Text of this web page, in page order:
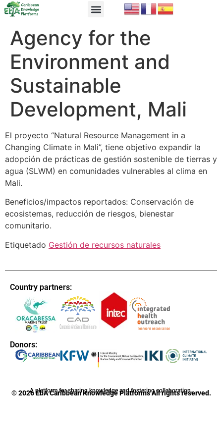
Agency for the
Environment and
Sustainable
Development, Mali
El proyecto “Natural Resource Management in a
Changing Climate in Mali”, tiene objetivo expandir la
adopción de prácticas de gestión sostenible de tierras y
agua (SLWM) en comunidades vulnerables al clima en
Mali.
Beneficios/impactos reportados: Conservación de
ecosistemas, reducción de riesgos, bienestar
comunitario.
Etiquetado Gestión de recursos naturales
Country partners:
Donors:
© 2026 EbA Caribbean Knowledge Platforms All rights reserved.
A platform for sharing knowledge and fostering collaboration.